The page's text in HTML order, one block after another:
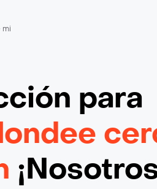
mi
para